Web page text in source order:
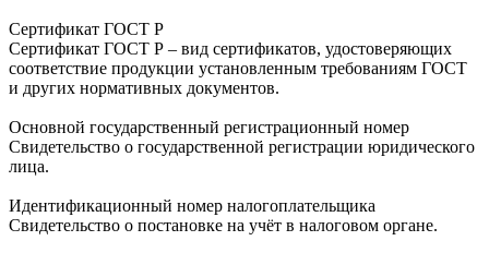
Сертификат ГОСТ Р
Сертификат ГОСТ Р – вид сертификатов, удостоверяющих
соответствие продукции установленным требованиям ГОСТ
и других нормативных документов.
Основной государственный регистрационный номер
Свидетельство о государственной регистрации юридического
лица.
Идентификационный номер налогоплательщика
Свидетельство о постановке на учёт в налоговом органе.